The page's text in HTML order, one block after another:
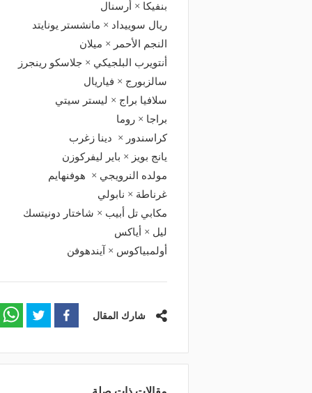
بنفيكا × أرسنال
ريال سوييداد × مانشستر يونايتد
النجم الأحمر × ميلان
أنتويرب البلجيكي × جلاسكو رينجرز
سالزبورج × فياريال
سلافيا براج × ليستر سيتي
براجا × روما
كراسندور × دينا زغرب
يانج بويز × باير ليفركوزن
مولده النرويجي × هوفنهايم
غرناطة × نابولي
مكابي تل أبيب × شاختار دونيتسك
ليل × أياكس
أولمبياكوس × آيندهوفن
شارك المقال